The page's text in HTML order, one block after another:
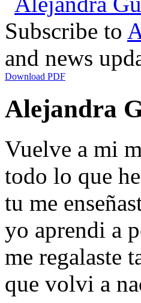
Subscribe to
and news
Download PDF
Alejandra
Vuelve a mi
todo lo que
tu me
yo aprendi a
me regalaste
que volvi a